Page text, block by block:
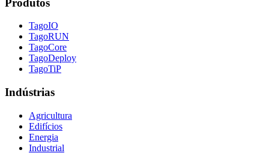
TagoIO
TagoRUN
TagoCore
TagoDeploy
TagoTiP
Indústrias
Agricultura
Edifícios
Energia
Industrial